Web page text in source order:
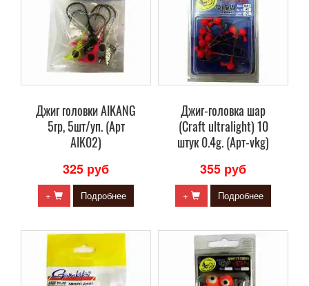
Джиг головки AIKANG
5гр, 5шт/уп. (Арт
AIK02)
325 руб
+ Подробнее
Джиг-головка шар
(Craft ultralight) 10
штук 0.4g. (Арт-vkg)
355 руб
+ Подробнее